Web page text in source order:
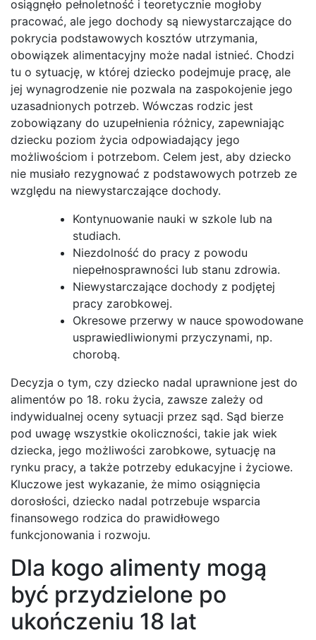
osiągnęło pełnoletność i teoretycznie mogłoby
pracować, ale jego dochody są niewystarczające do
pokrycia podstawowych kosztów utrzymania,
obowiązek alimentacyjny może nadal istnieć. Chodzi
tu o sytuację, w której dziecko podejmuje pracę, ale
jej wynagrodzenie nie pozwala na zaspokojenie jego
uzasadnionych potrzeb. Wówczas rodzic jest
zobowiązany do uzupełnienia różnicy, zapewniając
dziecku poziom życia odpowiadający jego
możliwościom i potrzebom. Celem jest, aby dziecko
nie musiało rezygnować z podstawowych potrzeb ze
względu na niewystarczające dochody.
Kontynuowanie nauki w szkole lub na
studiach.
Niezdolność do pracy z powodu
niepełnosprawności lub stanu zdrowia.
Niewystarczające dochody z podjętej
pracy zarobkowej.
Okresowe przerwy w nauce spowodowane
usprawiedliwionymi przyczynami, np.
chorobą.
Decyzja o tym, czy dziecko nadal uprawnione jest do
alimentów po 18. roku życia, zawsze zależy od
indywidualnej oceny sytuacji przez sąd. Sąd bierze
pod uwagę wszystkie okoliczności, takie jak wiek
dziecka, jego możliwości zarobkowe, sytuację na
rynku pracy, a także potrzeby edukacyjne i życiowe.
Kluczowe jest wykazanie, że mimo osiągnięcia
dorosłości, dziecko nadal potrzebuje wsparcia
finansowego rodzica do prawidłowego
funkcjonowania i rozwoju.
Dla kogo alimenty mogą
być przydzielone po
ukończeniu 18 lat